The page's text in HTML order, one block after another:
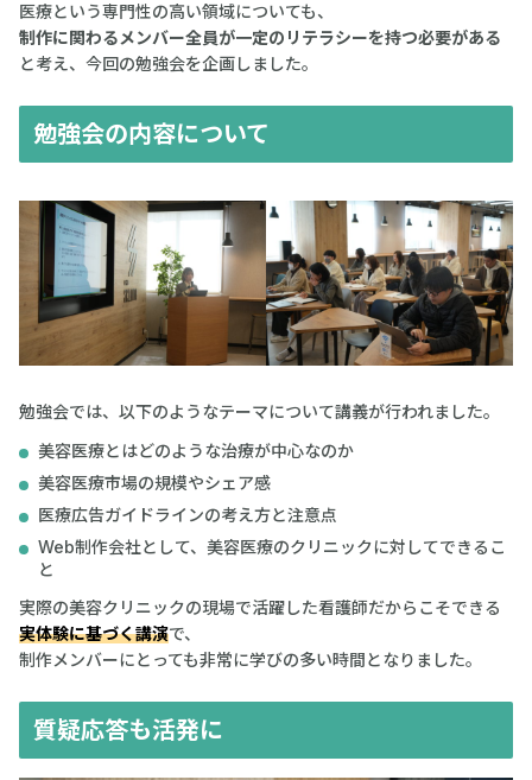
医療という専門性の高い領域についても、
制作に関わるメンバー全員が一定のリテラシーを持つ必要がある
と考え、今回の勉強会を企画しました。
勉強会の内容について
勉強会では、以下のようなテーマについて講義が行われました。
美容医療とはどのような治療が中心なのか
美容医療市場の規模やシェア感
医療広告ガイドラインの考え方と注意点
Web制作会社として、美容医療のクリニックに対してできるこ
と
実際の美容クリニックの現場で活躍した看護師だからこそできる
実体験に基づく講演で、
制作メンバーにとっても非常に学びの多い時間となりました。
質疑応答も活発に